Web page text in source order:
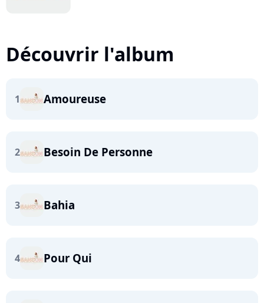
Découvrir l'album
1 Amoureuse
2 Besoin De Personne
3 Bahia
4 Pour Qui